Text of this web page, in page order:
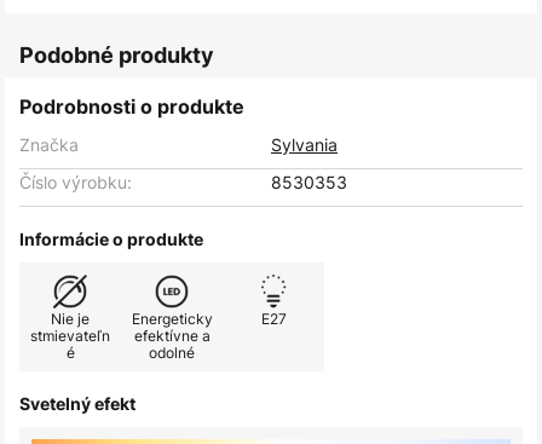
Podobné produkty
Podrobnosti o produkte
Značka
Sylvania
Číslo výrobku:
8530353
Informácie o produkte
Nie je
stmievateľn
é
Energeticky
efektívne a
odolné
E27
Svetelný efekt